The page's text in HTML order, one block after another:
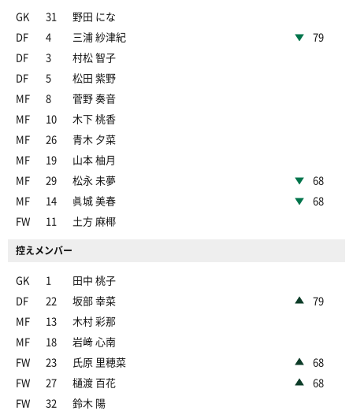
GK 31
野田 にな
DF
4 三浦 紗津紀
79
DF
3
村松 智子
DF
5
松田 紫野
MF
8
菅野 奏音
MF
10
木下 桃香
MF
26
青木 夕菜
MF
19
山本 柚月
MF
29 松永 未夢
68
MF
14 眞城 美春
68
FW
11 土方 麻椰
控えメンバー
GK 1
田中 桃子
DF
22 坂部 幸菜
79
MF
13
木村 彩那
MF
18
岩﨑 心南
FW
23 氏原 里穂菜
68
FW
27 樋渡 百花
68
FW
32 鈴木 陽